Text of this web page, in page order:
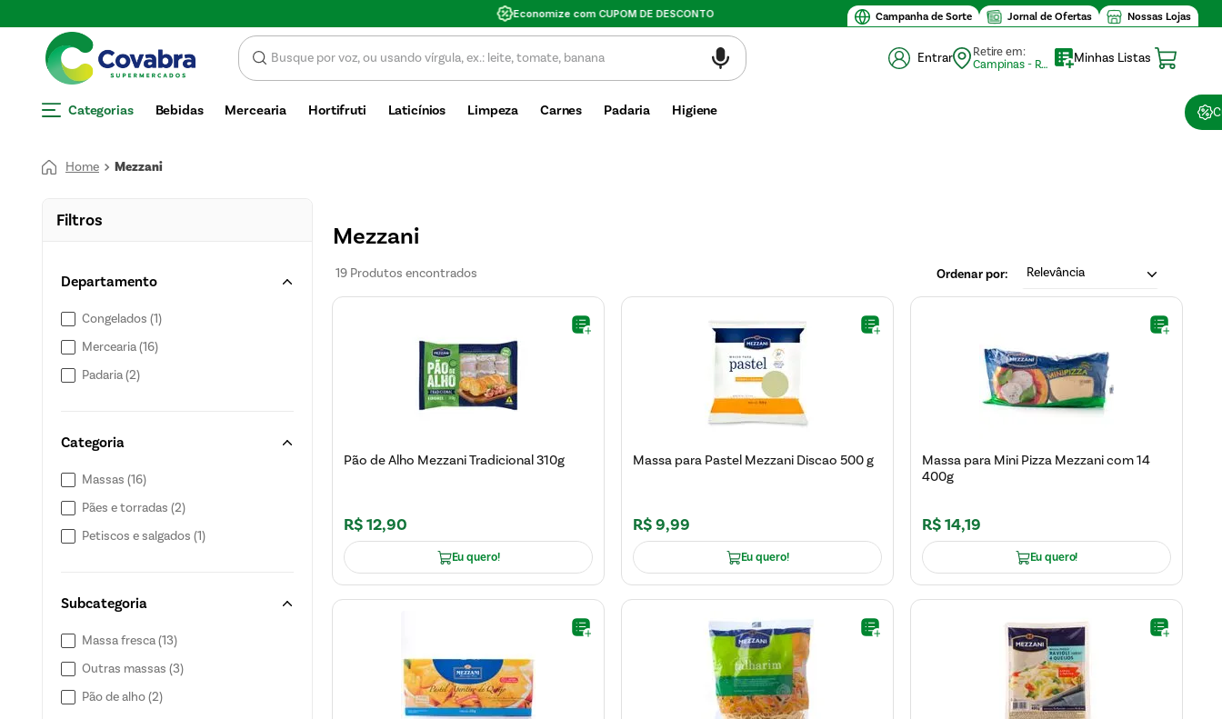
Campanha de Sorte Jornal de Ofertas Nossas Lojas
Valor mínimo de compra $30
Entrar
Retire em:
Campinas - Retirada (10)
Minhas Listas
Categorias Bebidas Mercearia Hortifruti Laticínios Limpeza Carnes Padaria Higiene
Mezzani
Filtros
Departamento
Congelados (1)
Mercearia (16)
Padaria (2)
Categoria
Massas (16)
Pães e torradas (2)
Petiscos e salgados (1)
Subcategoria
Massa fresca (13)
Outras massas (3)
Pão de alho (2)
Mezzani
19 Produtos Relevância
Pão de Alho Mezzani Tradicional 310g
R$12,90
Eu quero!
Massa para Pastel Mezzani Discao 500 g
R$9,99
Eu quero!
Massa para Mini Pizza Mezzani com 14
400g
R$14,19
Eu quero!